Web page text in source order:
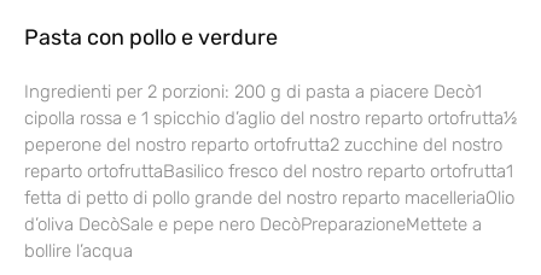
Pasta con pollo e verdure
Ingredienti per 2 porzioni: 200 g di pasta a piacere Decò1
cipolla rossa e 1 spicchio d’aglio del nostro reparto ortofrutta½
peperone del nostro reparto ortofrutta2 zucchine del nostro
reparto ortofruttaBasilico fresco del nostro reparto ortofrutta1
fetta di petto di pollo grande del nostro reparto macelleriaOlio
d’oliva DecòSale e pepe nero DecòPreparazioneMettete a
bollire l’acqua